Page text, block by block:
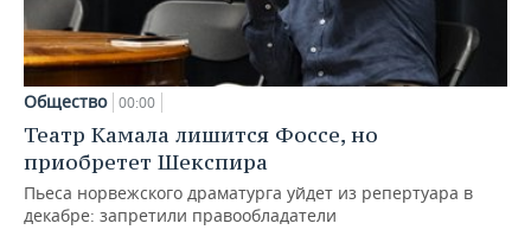
Общество 00:00
Театр Камала лишится Фоссе, но
приобретет Шекспира
Пьеса норвежского драматурга уйдет из репертуара в
декабре: запретили правообладатели